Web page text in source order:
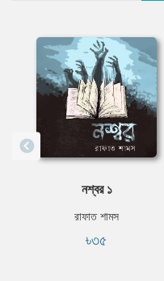
নশ্বর ১
রাফাত শামস
৳৩৫